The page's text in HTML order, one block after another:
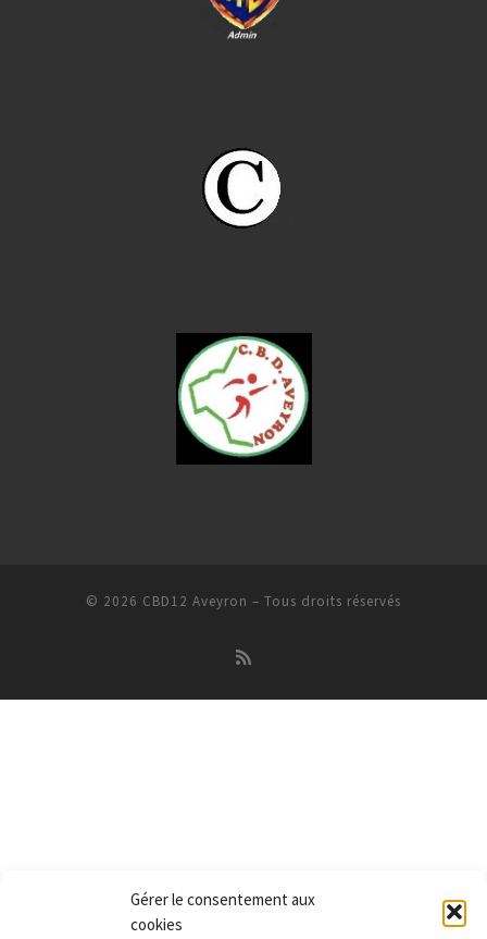
Gérer le consentement aux
cookies
© 2026 CBD12 Aveyron – Tous droits réservés